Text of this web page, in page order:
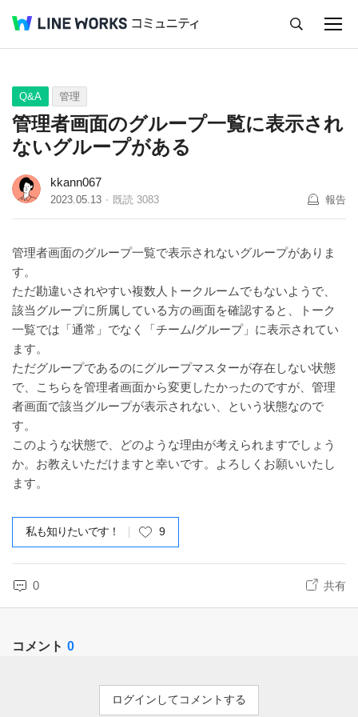
Q&A Tips Ideas
Q&A 管理
管理者画面のグループ一覧に表示され
ないグループがある
kkann067
2023.05.13 既読 3083 報告
管理者画面のグループ一覧で表示されないグループがありま
す。
ただ勘違いされやすい複数人トークルームでもないようで、
該当グループに所属している方の画面を確認すると、トーク
一覧では「通常」でなく「チーム/グループ」に表示されてい
ます。
ただグループであるのにグループマスターが存在しない状態
で、こちらを管理者画面から変更したかったのですが、管理
者画面で該当グループが表示されない、という状態なので
す。
このような状態で、どのような理由が考えられますでしょう
か。お教えいただけますと幸いです。よろしくお願いいたし
ます。
私も知りたいです！ 9
0 共有
コメント 0
ログインしてコメントする